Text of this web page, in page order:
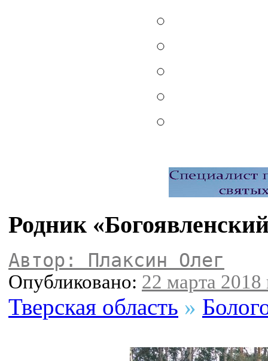
Родник
Автор: Плаксин Олег
Опубликовано: 22 марта 2018
Тверская область »